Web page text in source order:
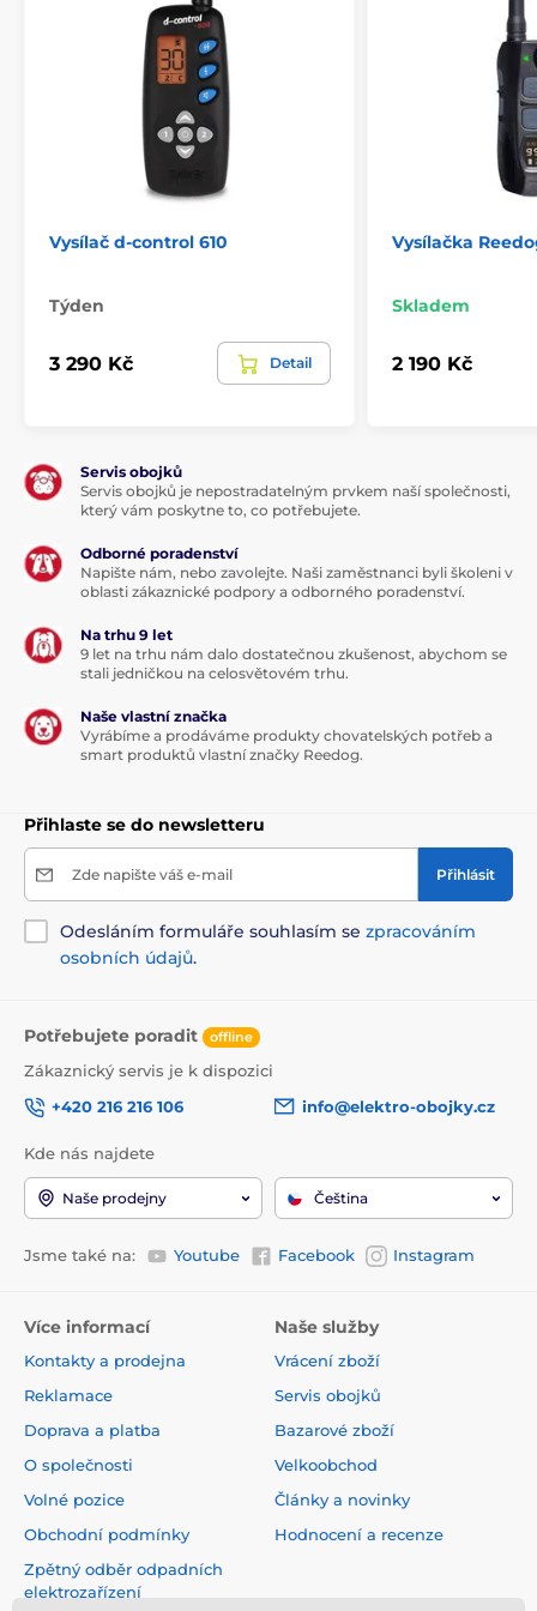
Vysílač d-control 610
Týden
3 290 Kč Detail
Vysílačka
Skladem
2 190 Kč
Servis obojků
Servis obojků je nepostradatelným prvkem naší společnosti,
který vám poskytne to, co potřebujete.
Odborné poradenství
Napište nám, nebo zavolejte. Naši zaměstnanci byli školeni v
oblasti zákaznické podpory a odborného poradenství.
Na trhu 9 let
9 let na trhu nám dalo dostatečnou zkušenost, abychom se
stali jedničkou na celosvětovém trhu.
Naše vlastní značka
Vyrábíme a prodáváme produkty chovatelských potřeb a
smart produktů vlastní značky Reedog.
Přihlaste se do newsletteru
Zde napište váš e-mail Přihlásit
Odesláním formuláře souhlasím se zpracováním
osobních údajů.
Potřebujete poradit offline
Zákaznický servis je k dispozici
+420 216 216 106
info@elektro-obojky.cz
Kde nás najdete
Naše prodejny Čeština
Jsme také na: Youtube Facebook Instagram
Více informací
Kontakty a prodejna
Reklamace
Doprava a platba
O společnosti
Volné pozice
Obchodní podmínky
Zpětný odběr odpadních
elektrozařízení
Naše služby
Vrácení zboží
Servis obojků
Bazarové zboží
Velkoobchod
Články a novinky
Hodnocení a recenze